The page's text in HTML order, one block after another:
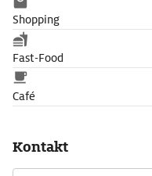
Shopping
Fast-Food
Café
Kontakt